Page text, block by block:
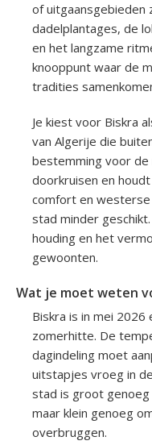
of uitgaansgebieden
dadelplantages, de
en het langzame
knooppunt waar de
tradities
Je kiest voor Biskra
van Algerije die
bestemming voor
doorkruisen en
comfort en
stad minder
houding en het
gewoonten.
Wat je moet weten
Biskra is in mei
zomerhitte. De
dagindeling moet
uitstapjes vroeg in
stad is groot
maar klein genoeg
overbruggen.